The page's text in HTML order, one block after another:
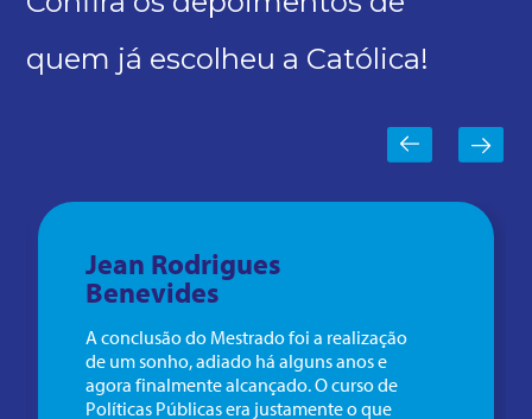
quem já escolheu a Católica!
Jean Rodrigues
Benevides
A conclusão do Mestrado foi a realização
de um sonho, adiado há alguns anos e
agora finalmente alcançado. O curso de
Políticas Públicas era justamente o que